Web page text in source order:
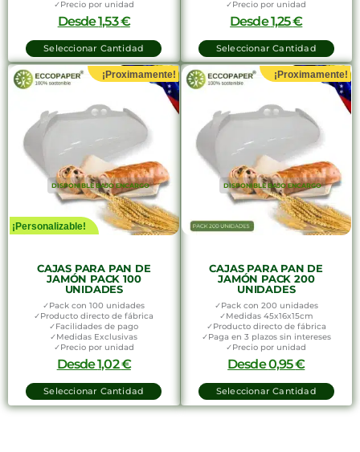
✓Precio por unidad
Desde1,53€
Seleccionar Cantidad
✓Precio por unidad
Desde1,25€
Seleccionar Cantidad
¡Proximamente!
¡Personalizable!
DISPONIBLE BAJO ENCARGO
CAJAS PARA PAN DE
JAMÓN PACK 100
UNIDADES
✓Pack con 100 unidades
✓Producto directo de fábrica
✓Facilidades de pago
✓Medidas Exclusivas
✓Precio por unidad
Desde1,02€
Seleccionar Cantidad
¡Proximamente!
DISPONIBLE BAJO ENCARGO
CAJAS PARA PAN DE
JAMÓN PACK 200
UNIDADES
✓Pack con 200 unidades
✓Medidas 45x16x15cm
✓Producto directo de fábrica
✓Paga en 3 plazos sin intereses
✓Precio por unidad
Desde0,95€
Seleccionar Cantidad